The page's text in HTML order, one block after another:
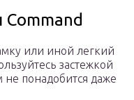
или иной легкий
застежкой
не понадобится даже